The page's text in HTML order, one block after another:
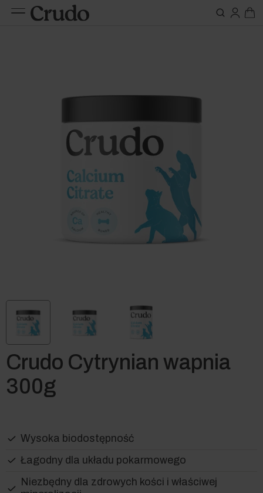
Do karm
Crudo Cytrynian wapnia
300g
Wysoka biodostępność
Łagodny dla układu pokarmowego
Niezbędny dla zdrowych kości i właściwej